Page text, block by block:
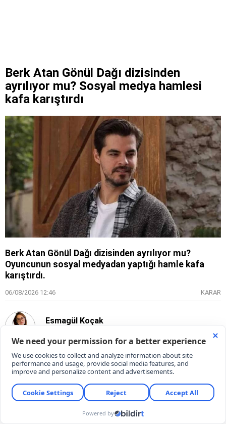
Berk Atan Gönül Dağı dizisinden
ayrılıyor mu? Sosyal medya hamlesi
kafa karıştırdı
Berk Atan Gönül Dağı dizisinden ayrılıyor mu?
Oyuncunun sosyal medyadan yaptığı hamle kafa
karıştırdı.
06/08/2026 12:46 KARAR
Esmagül Koçak